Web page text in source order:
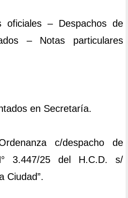
oficiales – Despachos de
– Notas particulares
en Secretaría.
c/despacho de
3.447/25 del H.C.D. s/
Ciudad”.